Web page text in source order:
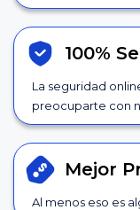
100%
La seguridad
preocuparte con
Mejor
Al menos eso es